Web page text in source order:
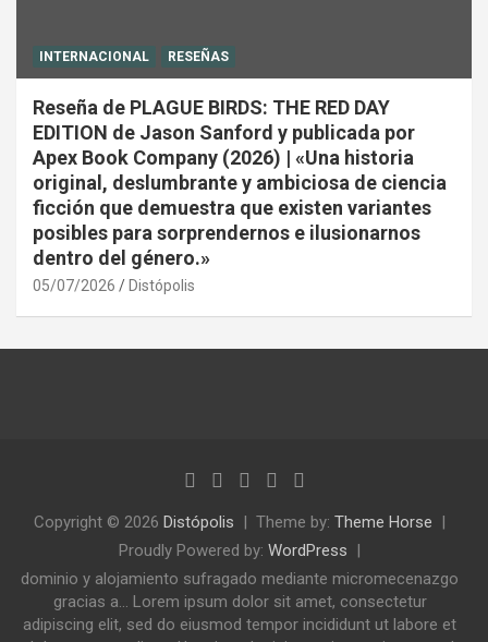
INTERNACIONAL RESEÑAS
Reseña de PLAGUE BIRDS: THE RED DAY
EDITION de Jason Sanford y publicada por
Apex Book Company (2026) | «Una historia
original, deslumbrante y ambiciosa de ciencia
ficción que demuestra que existen variantes
posibles para sorprendernos e ilusionarnos
dentro del género.»
05/07/2026 Distópolis
Copyright © 2026 Distópolis Theme by: Theme Horse
Proudly Powered by: WordPress
dominio y alojamiento sufragado mediante micromecenazgo
gracias a... Lorem ipsum dolor sit amet, consectetur
adipiscing elit, sed do eiusmod tempor incididunt ut labore et